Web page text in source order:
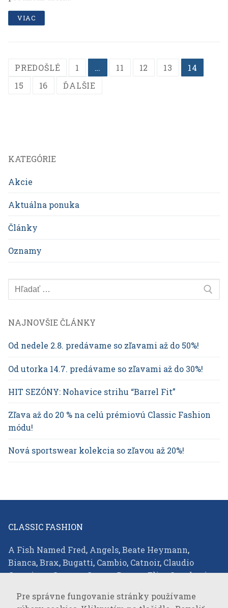
VIAC
Navigácia
v
PREDOŠLÉ 1 … 11 12 13
14
15
16 ĎALŠIE
KATEGÓRIE
Akcie
Aktuálna ponuka
Články
Oznamy
Hľadať:
NAJNOVŠIE ČLÁNKY
Od nedele 2.8. predávame so zľavami až do 50%!
Od utorka 14.7. predávame so zľavami až do 30%!
HIT SEZÓNY: Nohavice strihu “Barrel Fit”
Zľava až do 20 % na celú prémiovú Classic Fashion
módu!
Nová sportswear kolekcia so zľavou až 20%!
CLASSIC FASHION
A Fish Named Fred, Angels,Beate Heymann,
Bianca,Brax,Bugatti, Cambio, Catnoir, Claudio
Campione,Comma,Covert,Desoto,Elisa Cavaletti,
JEANS,Joseph Ribkoff,LALA Berlin,Lisa
Pre správne fungovanie stránky používame